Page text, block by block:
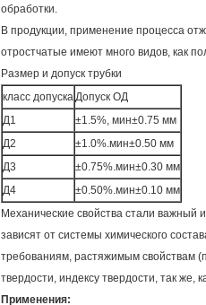
обработки.
В продукции, применение процесса
отростчатые имеют много видов, как
Размер и допуск трубки
класс допускаДопуск ОД
Д1
±1.5%, мин±0.75 мм
Д2
±1.0%.мин±0.50 мм
Д3
±0.75%.мин±0.30 мм
Д4
±0.50%.мин±0.10 мм
Механические свойства стали важный
зависят от системы химического
требованиям, растяжимым свойствам
твердости, индексу твердости, так
Применения: